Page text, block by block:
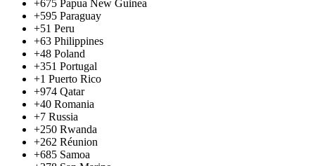
+675 Papua New Guinea
+595 Paraguay
+51 Peru
+63 Philippines
+48 Poland
+351 Portugal
+1 Puerto Rico
+974 Qatar
+40 Romania
+7 Russia
+250 Rwanda
+262 Réunion
+685 Samoa